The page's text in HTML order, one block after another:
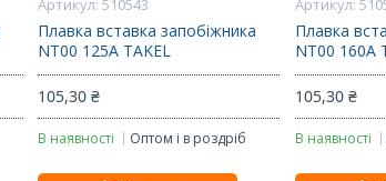
Плавка вставка запобіжника
NT00 125А TAKEL
105,30 ₴
В наявності Оптом і в роздріб
Плавка
NT00 160А
105,30 ₴
В наявності